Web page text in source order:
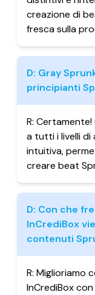
creazione di
fresca sulla
D: Gray
principianti
R: Certamente!
a tutti i livelli di
intuitiva,
creare beat
D: Con che
InCrediBox
contenuti
R: Miglioriamo
InCrediBox